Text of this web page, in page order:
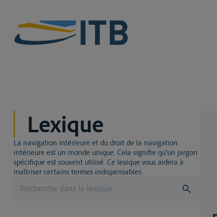
Lexique
La navigation intérieure et du droit de la navigation
intérieure est un monde unique. Cela signifie qu'un jargon
spécifique est souvent utilisé. Ce lexique vous aidera à
maîtriser certains termes indispensables.